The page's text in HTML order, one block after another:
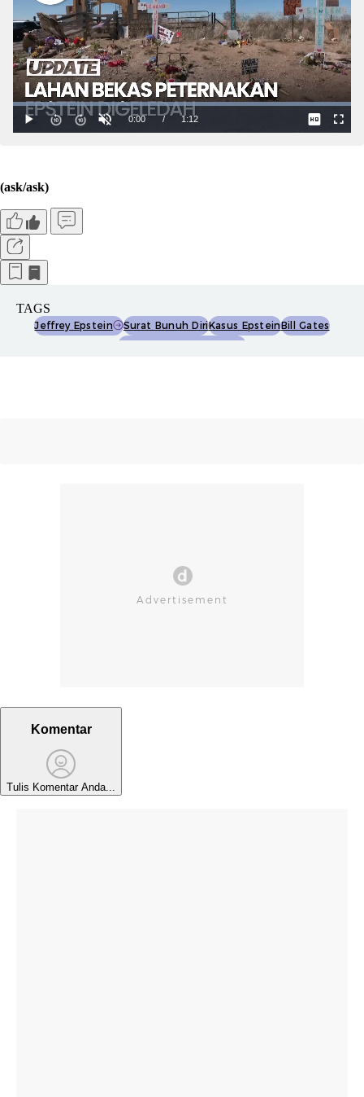
(ask/ask)
TAGS
Jeffrey Epstein Surat Bunuh DiriKasus EpsteinBill Gates
Komentar
Tulis Komentar Anda...